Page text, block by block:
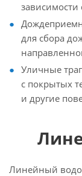
зависимости
для сбора
Уличные
с покрытых
и другие
Линейный